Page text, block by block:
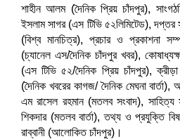
শাহীন আলম (দৈনিক প্রিয় চাঁদপুর),
ইসলাম সাগর (এস টিভি ৫২লিমিটেড), দপ্তর
(বিশ্ব মানচিত্র), প্রচার ও প্রকাশনা
(চ্যানেল এস/দৈনিক চাঁদপুর খবর),
(এস টিভি ৫২/দৈনিক প্রিয় চাঁদপুর),
(দৈনিক খবরের কাগজ/ দৈনিক মেঘনা
এম রাসেল রহমান (মতলব সংবাদ), সাহিত্য
শিকদার (মতলব বার্তা), তথ্য ও প্রযুক্তি
রাব্বানী (আলোকিত চাঁদপুর)।